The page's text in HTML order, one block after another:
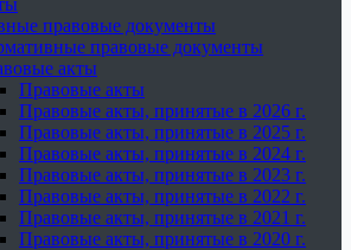
правовые документы
правовые документы
акты
Правовые акты
Правовые акты, принятые в 2026 г.
Правовые акты, принятые в 2025 г.
Правовые акты, принятые в 2024 г.
Правовые акты, принятые в 2023 г.
Правовые акты, принятые в 2022 г.
Правовые акты, принятые в 2021 г.
Правовые акты, принятые в 2020 г.